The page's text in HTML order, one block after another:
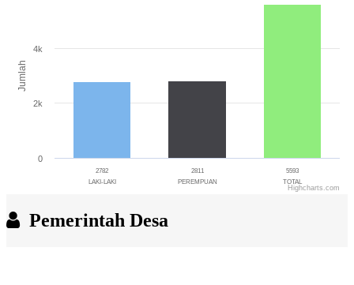
Jumlah
2782
LAKI-LAKI
2811
PEREMPUAN
5593
TOTAL
0
2k
4k
Highcharts.com
Pemerintah Desa